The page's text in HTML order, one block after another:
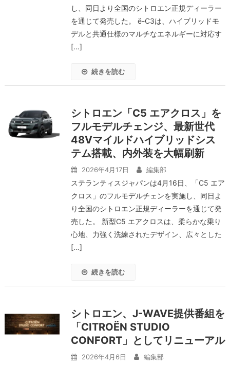
し、同日より全国のシトロエン正規ディーラー
を通じて発売した。 ë-C3は、ハイブリッドモ
デルと共通仕様のマルチなエネルギーに対応す
[…]
続きを読む
シトロエン「C5 エアクロス」を
フルモデルチェンジ、最新世代
48Vマイルドハイブリッドシス
テム搭載、内外装を大幅刷新
2026年4月17日 編集部
ステランティスジャパンは4月16日、「C5 エア
クロス」のフルモデルチェンを実施し、同日よ
り全国のシトロエン正規ディーラーを通じて発
売した。 新型C5 エアクロスは、柔らかな乗り
心地、力強く洗練されたデザイン、広々とした
[…]
続きを読む
シトロエン、J-WAVE提供番組を
「CITROËN STUDIO
CONFORT」としてリニューアル
2026年4月6日 編集部